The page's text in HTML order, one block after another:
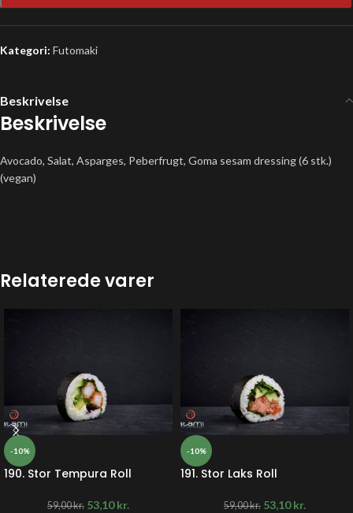
Kategori: Futomaki
Beskrivelse
Beskrivelse
Avocado, Salat, Asparges, Peberfrugt, Goma sesam dressing (6 stk.)
(vegan)
Relaterede varer
-10%
190. Stor Tempura Roll
59,00kr. 53,10kr.
-10%
191. Stor Laks Roll
59,00kr. 53,10kr.